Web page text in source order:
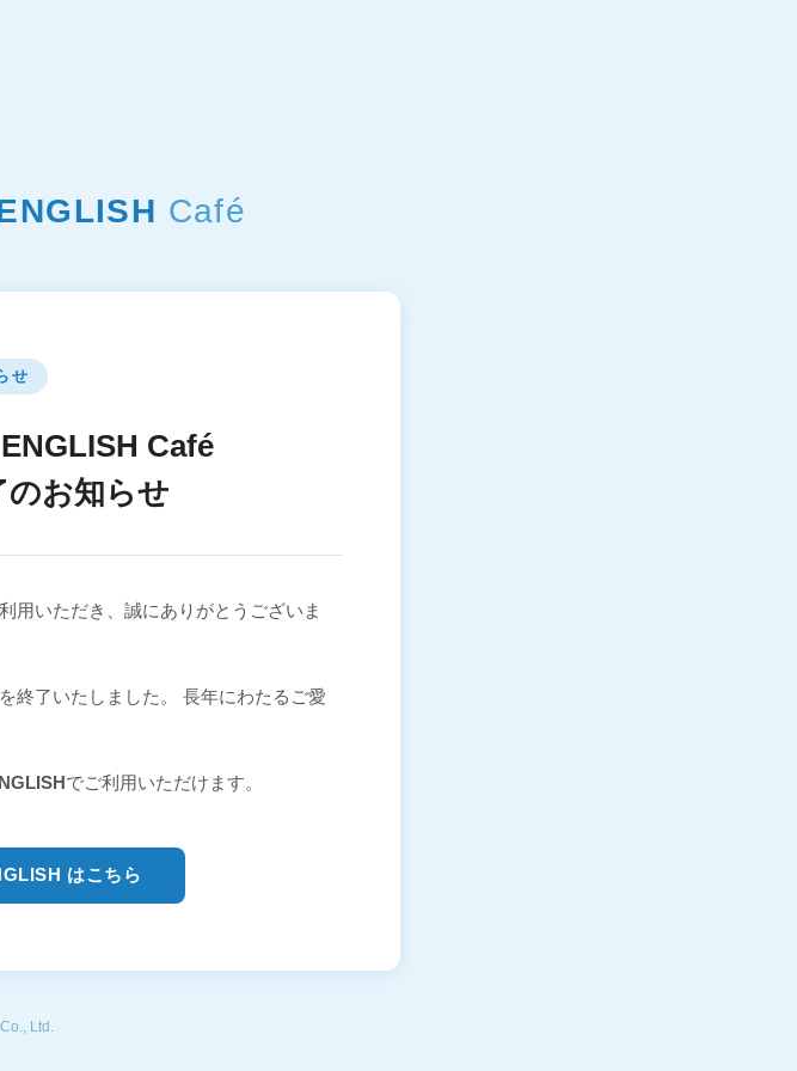
Café
せ
Café
のお知らせ
用いただき、誠にありがとうございま
終了いたしました。 長年にわたるご愛
でご利用いただけます。
はこちら
Ltd.